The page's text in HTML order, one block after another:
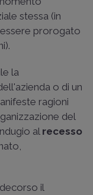
stessa (in
prorogato
la
o di un
ragioni
del
al recesso
il